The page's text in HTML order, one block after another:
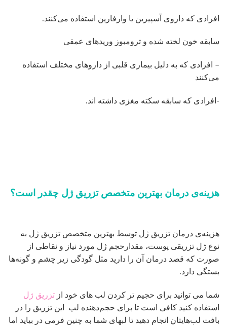
افرادی که داروی آسپیرین یا وارفارین استفاده می‌کنند.
سابقه خون لخته شده و ترومبوز وریدهای عمقی
– افرادی که به دلیل بیماری قلبی از داروهای مختلف استفاده
می‌کنند
-افرادی که سابقه سکته مغزی داشته اند.
هزینه‌ی درمان بهترین متخصص تزریق ژل چقدر است؟
هزینه‌ی درمان تزریق ژل توسط بهترین متخصص تزریق ژل به
نوع ژل تزریقی پوست، مقدارحجم ژل مورد نیاز و نقاطی از
صورت که قصد درمان آن را دارید مثل گودگی زیر چشم و گونه‌ها
بستگی دارد.
شما می توانید برای حجیم تر کردن لب های خود از تزریق ژل
استفاده کنید کافی است تا برای حجم‌دهنده لب این تزریق را در
بافت لب‌هایتان انجام دهید تا لبهای شما به چنین فرمی در بیاید اما